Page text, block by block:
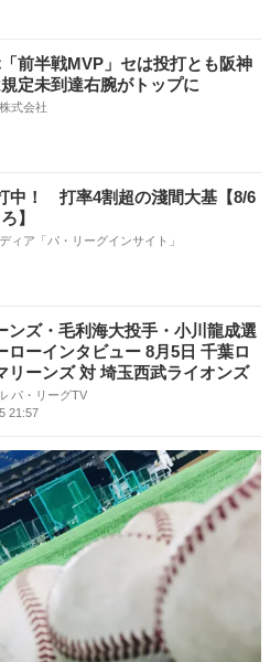
前半戦MVP」セは投打とも阪神
定未到達右腕がトップに
式会社
中！ 打率4割超の淺間大基【8/6
】
ィア「パ・リーグインサイト」
ンズ・毛利海大投手・小川龍成選
ローインタビュー 8月5日 千葉ロ
リーンズ 対 埼玉西武ライオンズ
パ・リーグTV
21:57